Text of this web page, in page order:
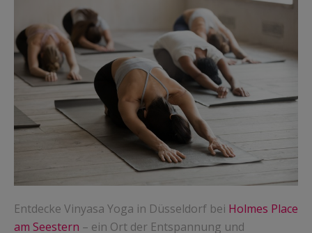
Entdecke Vinyasa Yoga in Düsseldorf bei Holmes Place
am Seestern – ein Ort der Entspannung und